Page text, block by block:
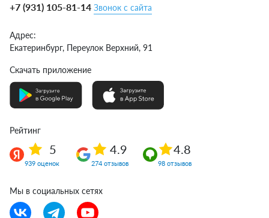
+7 (931) 105-81-14 Звонок с сайта
Адрес:
Екатеринбург, Переулок Верхний, 91
Скачать приложение
Рейтинг
5
939 оценок
4.9
274 отзывов
4.8
98 отзывов
Мы в социальных сетях